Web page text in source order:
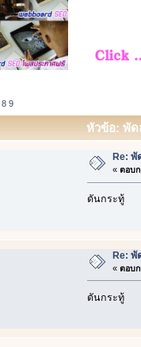
8 9
หัวข้อ: พัด
Re:
« ตอบก
ดันกระทู้
Re: พั
« ตอบก
ดันกระทู้